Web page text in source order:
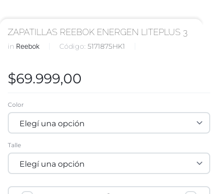
ZAPATILLAS REEBOK ENERGEN LITEPLUS 3
in Reebok Código: 5171875HK1
$69.999,00
Color
Talle